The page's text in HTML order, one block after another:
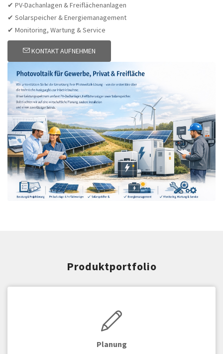
✔ PV-Dachanlagen & Freiflächenanlagen
✔ Solarspeicher & Energiemanagement
✔ Monitoring, Wartung & Service
KONTAKT AUFNEHMEN
Produktportfolio
Planung